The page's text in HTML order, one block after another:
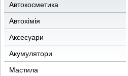
Автокосметика
Автохімія
Аксесуари
Акумулятори
Мастила